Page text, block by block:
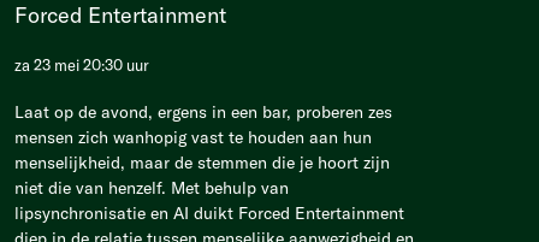
Forced Entertainment
za 23 mei 20:30 uur
Laat op de avond, ergens in een bar, proberen zes
mensen zich wanhopig vast te houden aan hun
menselijkheid, maar de stemmen die je hoort zijn
niet die van henzelf. Met behulp van
lipsynchronisatie en AI duikt Forced Entertainment